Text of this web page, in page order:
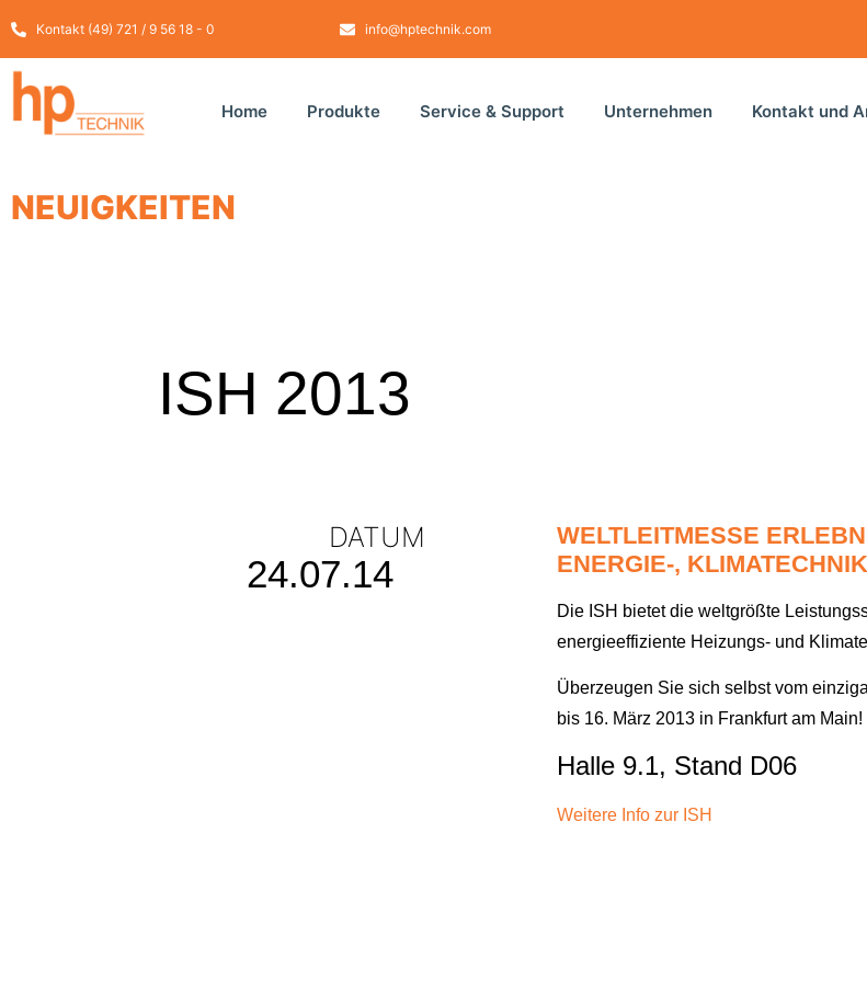
Kontakt (49) 721 / 9 56 18 - 0 info@hptechnik.com
Home Produkte Service & Support Unternehmen Kontakt und
NEUIGKEITEN
ISH 2013
DATUM
24.07.14
WELTLEITMESSE
ENERGIE-,
Die ISH bietet die weltgrößte
energieeffiziente Heizungs- und
Überzeugen Sie sich selbst vom
bis 16. März 2013in Frankfurt am Main!
Halle 9.1, Stand D06
Weitere Info zur ISH